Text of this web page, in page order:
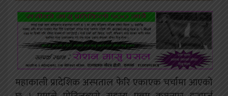
महाकाली प्रादेशिक अस्पताल फेरि एकाएक चर्चामा आएको